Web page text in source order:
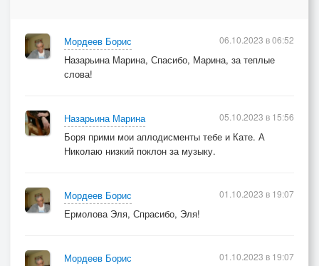
Мордеев Борис
Назарьина Марина, Спасибо, Марина, за теплые
слова!
06.10.2023 в 06:52
Назарьина Марина
Боря прими мои аплодисменты тебе и Кате. А
Николаю низкий поклон за музыку.
05.10.2023 в 15:56
Мордеев Борис
Ермолова Эля, Спрасибо, Эля!
01.10.2023 в 19:07
Мордеев Борис
01.10.2023 в 19:07